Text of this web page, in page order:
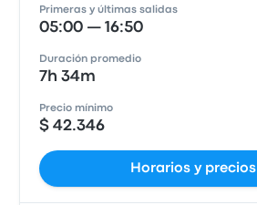
Primeras y últimas salidas
05:00 — 16:50
Duración promedio
7h 34m
Precio mínimo
$ 42.346
Horarios y precios